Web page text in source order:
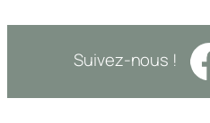
Suivez-nous !